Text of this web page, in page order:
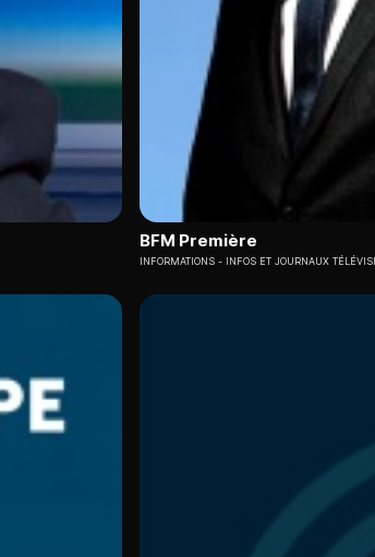
BFM Première
INFORMATIONS INFOS ET JOURNAUX